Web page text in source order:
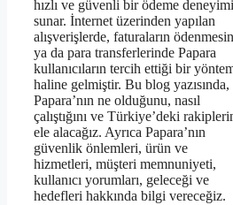
hızlı ve güvenli bir ödeme deneyimi
sunar. İnternet üzerinden yapılan
alışverişlerde, faturaların
ya da para transferlerinde Papara
kullanıcıların tercih ettiği bir
haline gelmiştir. Bu blog yazısında,
Papara’nın ne olduğunu, nasıl
çalıştığını ve Türkiye’deki
ele alacağız. Ayrıca Papara’nın
güvenlik önlemleri, ürün ve
hizmetleri, müşteri memnuniyeti,
kullanıcı yorumları, geleceği ve
hedefleri hakkında bilgi vereceğiz.